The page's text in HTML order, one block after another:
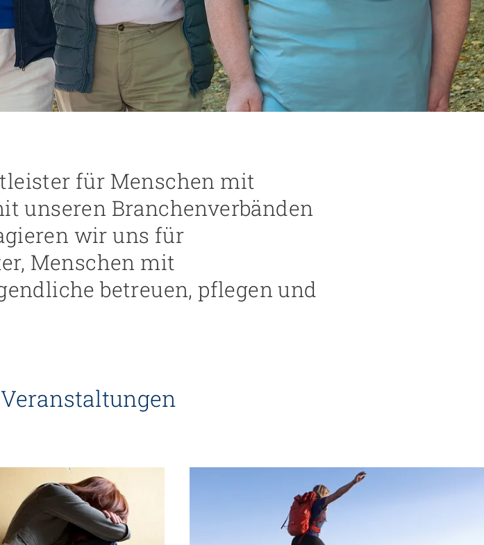
für Menschen mit
unseren Branchenverbänden
wir uns für
Menschen mit
betreuen, pflegen und